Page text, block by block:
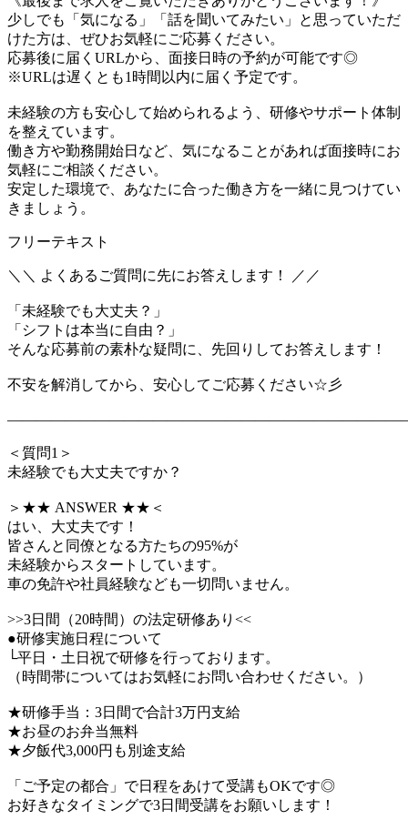
少しでも「気になる」「話を聞いてみたい」と思っていただ
けた方は、ぜひお気軽にご応募ください。
応募後に届くURLから、面接日時の予約が可能です◎
※URLは遅くとも1時間以内に届く予定です。
未経験の方も安心して始められるよう、研修やサポート体制
を整えています。
働き方や勤務開始日など、気になることがあれば面接時にお
気軽にご相談ください。
安定した環境で、あなたに合った働き方を一緒に見つけてい
きましょう。
フリーテキスト
＼＼ よくあるご質問に先にお答えします！ ／／
「未経験でも大丈夫？」
「シフトは本当に自由？」
そんな応募前の素朴な疑問に、先回りしてお答えします！
不安を解消してから、安心してご応募ください☆彡
＜質問1＞
未経験でも大丈夫ですか？
＞★★ ANSWER ★★＜
はい、大丈夫です！
皆さんと同僚となる方たちの95%が
未経験からスタートしています。
車の免許や社員経験なども一切問いません。
>>3日間（20時間）の法定研修あり<<
●研修実施日程について
└平日・土日祝で研修を行っております。
（時間帯についてはお気軽にお問い合わせください。）
★研修手当：3日間で合計3万円支給
★お昼のお弁当無料
★夕飯代3,000円も別途支給
「ご予定の都合」で日程をあけて受講もOKです◎
お好きなタイミングで3日間受講をお願いします！